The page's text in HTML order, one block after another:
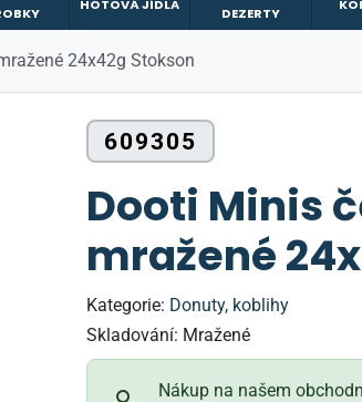
HOTOVÁ JÍDLA
DEZERTY
24x42g Stokson
609305
Dooti Minis
mražené
Kategorie: Donuty, koblihy
Skladování: Mražené
Nákup na našem